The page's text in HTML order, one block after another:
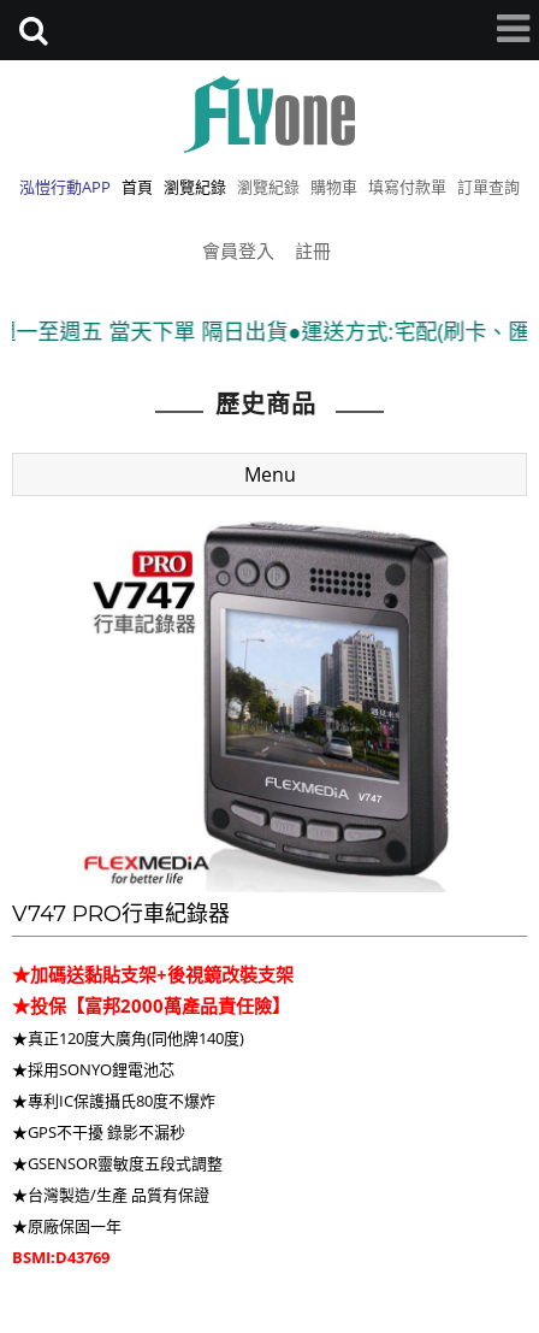
泓愷行動APP 首頁 瀏覽紀錄 瀏覽紀錄 購物車 填寫付款單 訂單查詢
會員登入 註冊
當天下單 隔日出貨●運送方式:宅配(刷卡、匯款)、
歷史商品
Menu
V747 PRO行車紀錄器
★加碼送黏貼支架+後視鏡改裝支架
★投保【富邦2000萬產品責任險】
★真正120度大廣角(同他牌140度)
★採用SONYO鋰電池芯
★專利IC保護攝氏80度不爆炸
★GPS不干擾 錄影不漏秒
★GSENSOR靈敏度五段式調整
★台灣製造/生產 品質有保證
★原廠保固一年
BSMI:D43769